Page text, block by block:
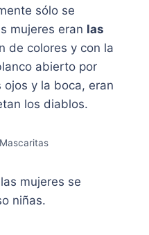
sólo se
mujeres eran las
de colores y con la
abierto por
ojos y la boca, eran
los diablos.
mujeres se
niñas.